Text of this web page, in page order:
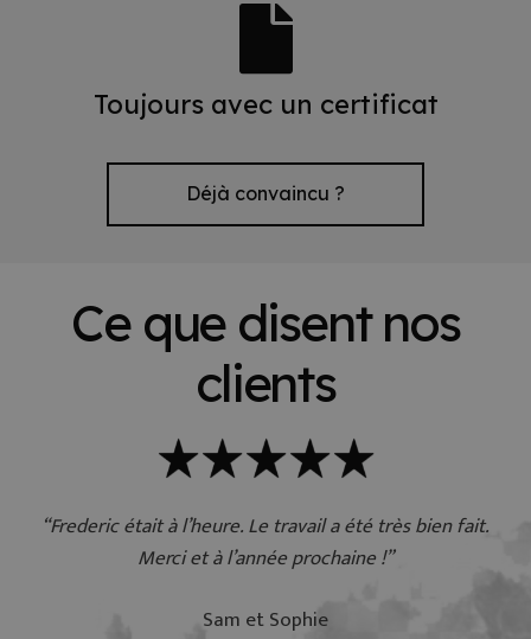
Toujours avec un certificat
Déjà convaincu ?
Ce que disent nos
clients
“Frederic était à l’heure. Le travail a été très bien fait.
Merci et à l’année prochaine !”
Sam et Sophie